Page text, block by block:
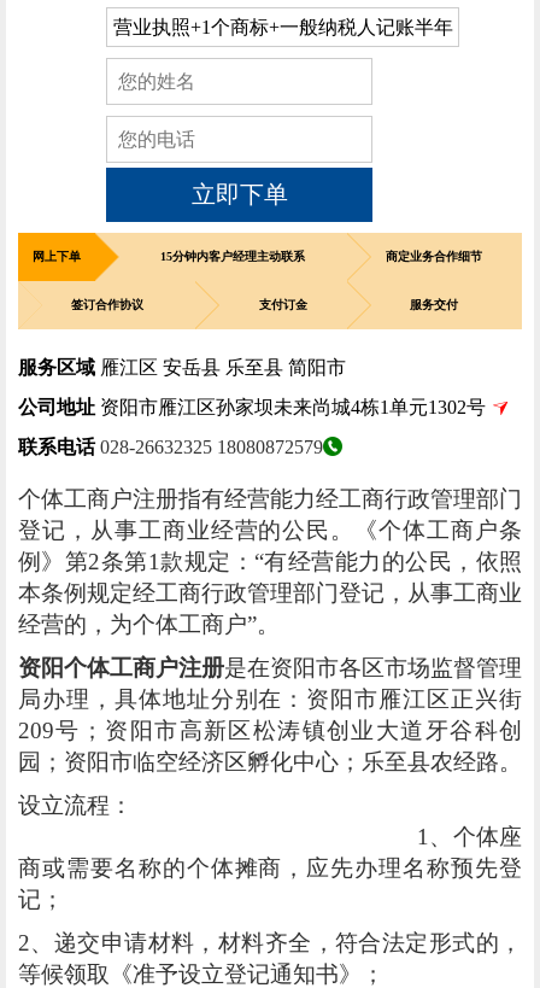
营业执照+1个商标+一般纳税人记账半年
立即下单
网上下单 15分钟内客户经理主动联系 商定业务合作细节
签订合作协议 支付订金 服务交付
服务区域 雁江区 安岳县 乐至县 简阳市
公司地址 资阳市雁江区孙家坝未来尚城4栋1单元1302号
联系电话 028-26632325 18080872579
个体工商户注册指有经营能力经工商行政管理部门
登记，从事工商业经营的公民。《个体工商户条
例》第2条第1款规定：“有经营能力的公民，依照
本条例规定经工商行政管理部门登记，从事工商业
经营的，为个体工商户”。
资阳个体工商户注册是在资阳市各区市场监督管理
局办理，具体地址分别在：资阳市雁江区正兴街
209号；资阳市高新区松涛镇创业大道牙谷科创
园；资阳市临空经济区孵化中心；乐至县农经路。
设立流程：
1、个体座
商或需要名称的个体摊商，应先办理名称预先登
记；
2、递交申请材料，材料齐全，符合法定形式的，
等候领取《准予设立登记通知书》；